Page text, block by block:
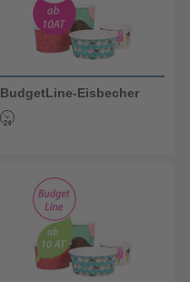
BudgetLine-Eisbecher